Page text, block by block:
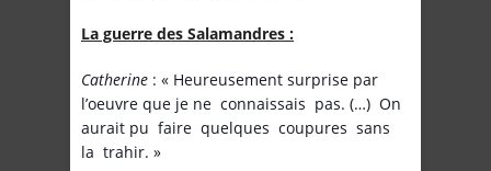
La guerre des Salamandres :
Catherine : « Heureusement surprise par
l’oeuvre que je ne connaissais pas. (…) On
aurait pu faire quelques coupures sans
la trahir. »